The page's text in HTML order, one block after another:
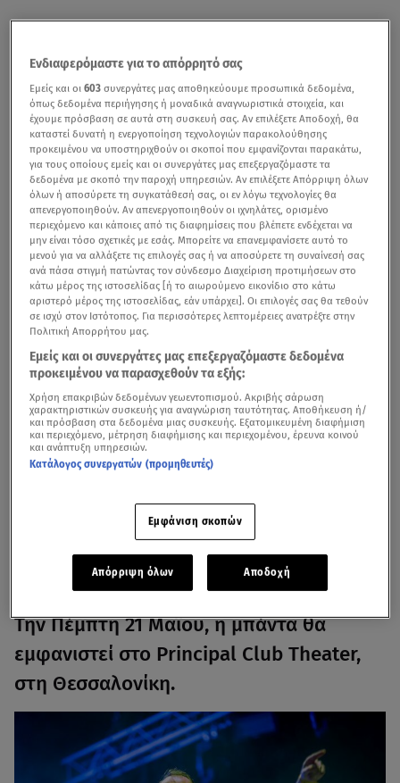
επιστρέφουν στηνΑθήνα, το Σάββατο 23
Μαΐου, στο Floyd Live Music Venue
, για μια βραδιά
καταιγιστικού και παθιασμένου rock 'n' roll!
Την Πέμπτη 21 Μαΐου, η μπάντα θα
εμφανιστεί στο Principal Club Theater,
στη Θεσσαλονίκη.
Ενδιαφερόμαστε για το απόρρητό σας
Εμείς και οι603 συνεργάτες μας αποθηκεύουμε προσωπικά δεδομένα,
όπως δεδομένα περιήγησης ή μοναδικά αναγνωριστικά στοιχεία, και
έχουμε πρόσβαση σε αυτά στη συσκευή σας. Αν επιλέξετε Αποδοχή, θα
καταστεί δυνατή η ενεργοποίηση τεχνολογιών παρακολούθησης
προκειμένου να υποστηριχθούν οι σκοποί που εμφανίζονται παρακάτω,
για τους οποίους εμείς και οι συνεργάτες μας επεξεργαζόμαστε τα
δεδομένα με σκοπό την παροχή υπηρεσιών. Αν επιλέξετε Απόρριψη όλων
όλων ή αποσύρετε τη συγκατάθεσή σας, οι εν λόγω τεχνολογίες θα
απενεργοποιηθούν. Αν απενεργοποιηθούν οι ιχνηλάτες, ορισμένο
περιεχόμενο και κάποιες από τις διαφημίσεις που βλέπετε ενδέχεται να
μην είναι τόσο σχετικές με εσάς. Μπορείτε να επανεμφανίσετε αυτό το
μενού για να αλλάξετε τις επιλογές σας ή να αποσύρετε τη συναίνεσή σας
ανά πάσα στιγμή πατώντας τον σύνδεσμο Διαχείριση προτιμήσεων στο
κάτω μέρος της ιστοσελίδας [ή το αιωρούμενο εικονίδιο στο κάτω
αριστερό μέρος της ιστοσελίδας, εάν υπάρχει]. Οι επιλογές σας θα τεθούν
σε ισχύ στον Ιστότοπος. Για περισσότερες λεπτομέρειες ανατρέξτε στην
Πολιτική Απορρήτου μας.
Εμείς και οι συνεργάτες μας επεξεργαζόμαστε δεδομένα
προκειμένου να παρασχεθούν τα εξής:
Χρήση επακριβών δεδομένων γεωεντοπισμού. Ακριβής σάρωση
χαρακτηριστικών συσκευής για αναγνώριση ταυτότητας. Αποθήκευση ή/
και πρόσβαση στα δεδομένα μιας συσκευής. Εξατομικευμένη διαφήμιση
και περιεχόμενο, μέτρηση διαφήμισης και περιεχομένου, έρευνα κοινού
και ανάπτυξη υπηρεσιών.
Κατάλογος συνεργατών (προμηθευτές)
Εμφάνιση σκοπών
Απόρριψη όλων Αποδοχή